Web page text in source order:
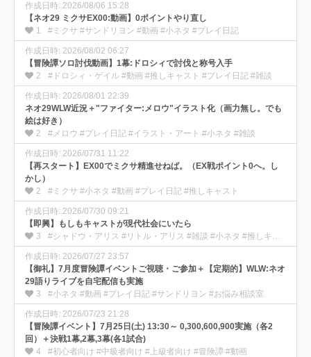
作成日時: 2026/08/06 15:28
【ネオ29 ミクサEX00:動画】0ポイントやり直し
1
#ミクサ #サンドリヨン #動画 #小ネタ #プレイ日記
作成日時: 2026/08/02 06:27
【冒険譚ソロ討伐動画】1幕:ドロシィで討伐と称号入手
2
#ドロシィ・ゲイル #動画 #推しキャスト #プレイ日記 #雑談
作成日時: 2026/08/01 22:39
ネオ29WLW近況＋"ファイター:メロウ"イラスト化（画力無し。でも
絵は好き）
2
#メロウ #プレイ日記 #イラスト・アート #小ネタ #雑談
作成日時: 2026/07/31 11:22
【再スタート】EX00でミクサ精進せねば。（EX戦ポイント0へ。し
かし）
2
#ミクサ #小ネタ #動画 #プレイ日記 #推しキャスト
作成日時: 2026/07/30 09:21
【即興】もしもキャストが現代社会にいたら
3
#シャドウ・アリス #リトル・アリス #雑談 #小ネタ #推しキャスト
作成日時: 2026/07/27 23:57
【御礼】7月度冒険譚イベントご視聴・ご参加＋【定期的】WLW:ネオ
29語りライブを自宅配信も実施
3
#小ネタ #動画 #プレイ日記 #サンドリヨン #お悩み相談室
作成日時: 2026/07/23 21:28
【冒険譚イベント】7月25日(土) 13:30～ 0,300,600,900実施（各2
回）＋決戦1幕,2幕,3幕(各1試合)
4
#初心者向け #中級者向け #上級者向け #冒険譚 #動画